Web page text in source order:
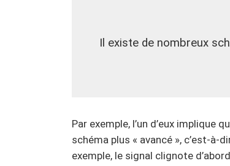
Il existe de nombreux
Par exemple, l’un d’eux implique
schéma plus « avancé », c’est-
exemple, le signal clignote